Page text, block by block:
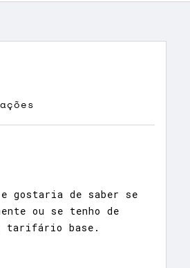
gostaria de saber se
ou se tenho de
tarifário base.